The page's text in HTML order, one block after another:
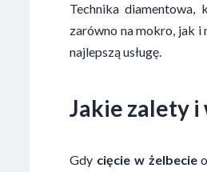
Technika
zarówno na mokro, jak i
najlepszą usługę.
Jakie zalety i
Gdy cięcie w żelbecie